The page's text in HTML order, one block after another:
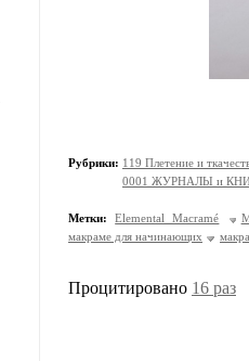
Рубрики: 119 Плетение и
0001 ЖУРНАЛЫ и
Метки: Elemental Macramé
макраме для начинающих
Процитировано 16 раз